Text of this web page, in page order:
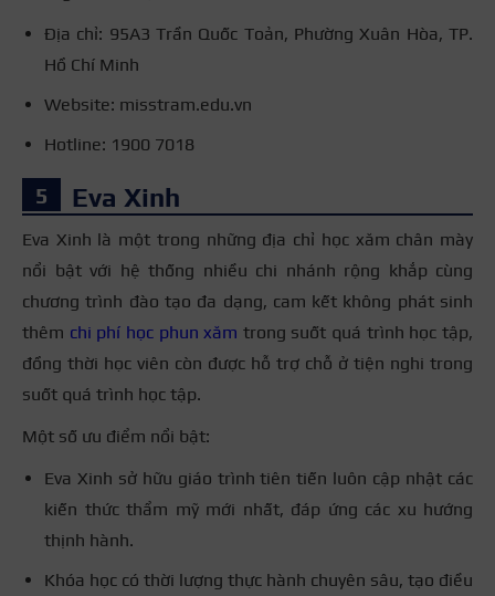
Địa chỉ: 95A3 Trần Quốc Toản, Phường Xuân Hòa, TP.
Hồ Chí Minh
Website: misstram.edu.vn
Hotline: 1900 7018
Eva Xinh
Eva Xinh là một trong những địa chỉ học xăm chân mày
nổi bật với hệ thống nhiều chi nhánh rộng khắp cùng
chương trình đào tạo đa dạng, cam kết không phát sinh
thêm chi phí học phun xăm trong suốt quá trình học tập,
đồng thời học viên còn được hỗ trợ chỗ ở tiện nghi trong
suốt quá trình học tập.
Một số ưu điểm nổi bật:
Eva Xinh sở hữu giáo trình tiên tiến luôn cập nhật các
kiến thức thẩm mỹ mới nhất, đáp ứng các xu hướng
thịnh hành.
Khóa học có thời lượng thực hành chuyên sâu, tạo điều